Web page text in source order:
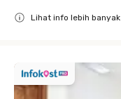
Lihat info lebih banyak